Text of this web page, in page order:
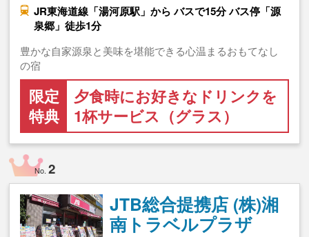
JR東海道線「湯河原駅」から バスで15分 バス停「源
泉郷」徒歩1分
豊かな自家源泉と美味を堪能できる心温まるおもてなし
の宿
限定
特典
夕食時にお好きなドリンクを
1杯サービス（グラス）
No.2
JTB総合提携店 (株)湘
南トラベルプラザ